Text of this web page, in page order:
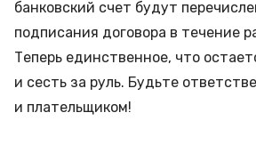
банковский счет будут
подписания договора в течение
Теперь единственное, что
и сесть за руль. Будьте
и плательщиком!